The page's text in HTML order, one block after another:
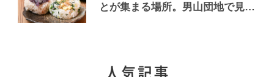
とが集まる場所。男山団地で見つ